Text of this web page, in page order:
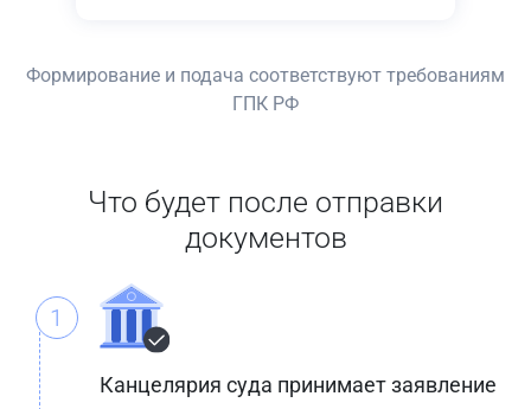
Формирование и подача соответствуют требованиям
ГПК РФ
Что будет после отправки
документов
1
Канцелярия суда принимает заявление